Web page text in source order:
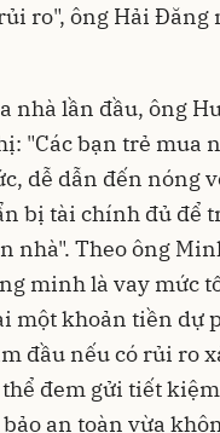
ro", ông Hải Đăng
nhà lần đầu, ông
"Các bạn trẻ mua
dễ dẫn đến nóng
bị tài chính đủ để
nhà". Theo ông
minh là vay mức
một khoản tiền dự
đầu nếu có rủi ro
đem gửi tiết
an toàn vừa